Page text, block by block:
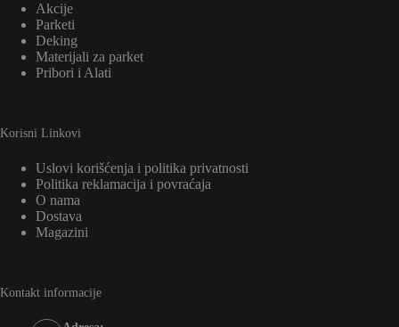
Akcije
Parketi
Deking
Materijali za parket
Pribori i Alati
Korisni Linkovi
Uslovi korišćenja i politika privatnosti
Politika reklamacija i povraćaja
O nama
Dostava
Magazini
Kontakt informacije